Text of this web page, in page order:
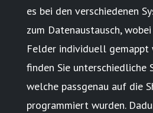
es bei den verschiedenen
zum Datenaustausch,
Felder individuell gemappt
finden Sie unterschiedliche
welche passgenau auf die
programmiert wurden.